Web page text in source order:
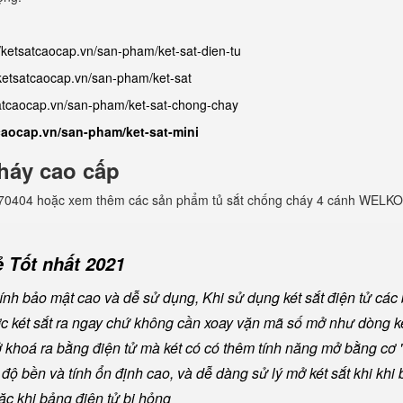
san-pham/ket-sat-dien-tu
san-pham/ket-sat
san-pham/ket-sat-chong-chay
san-pham/ket-sat-mini
cao cấp
hoặc xem thêm các sản phẩm tủ sắt chống cháy 4 cánh
Tốt nhất 2021
bảo mật cao và dễ sử dụng, Khi sử dụng két sắt điện tử các
sắt ra ngay chứ không cần xoay vặn mã số mở như dòng
ra bằng điện tử mà két có có thêm tính năng mở bằng cơ
bền và tính ổn định cao, và dễ dàng sử lý mở két sắt khi khi
khi bảng điện tử bị hỏng